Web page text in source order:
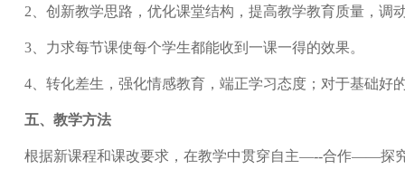
2、创新教学思路，优化课堂结构，提高教学教育质量，调
3、力求每节课使每个学生都能收到一课一得的效果。
4、转化差生，强化情感教育，端正学习态度；对于基础好
五、教学方法
根据新课程和课改要求，在教学中贯穿自主—--合作——探